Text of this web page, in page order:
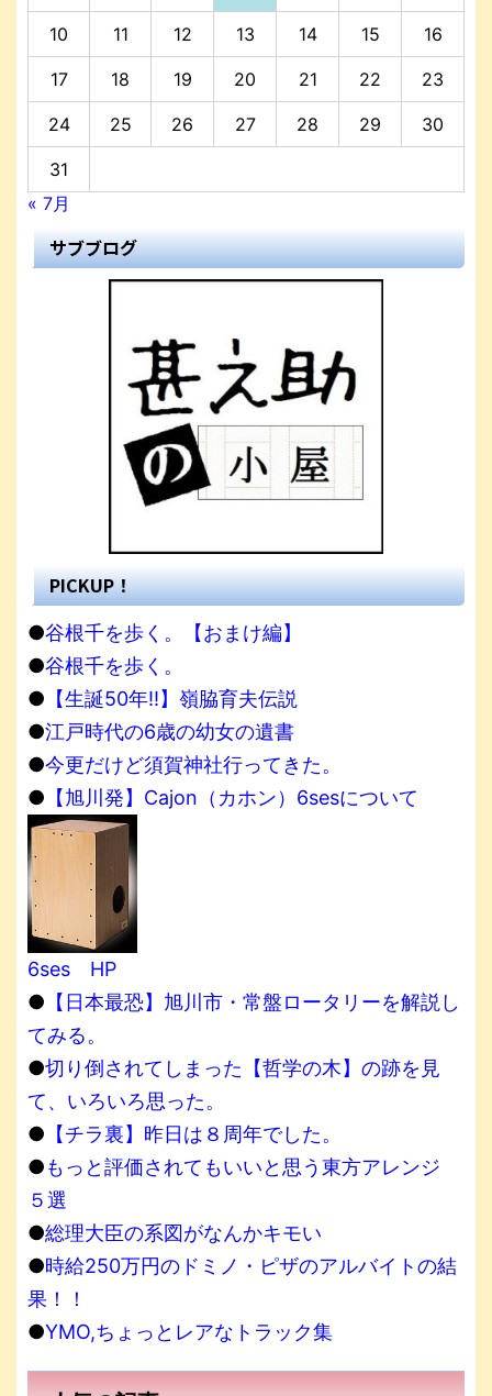
10 11 12 13 14 15 16
17 18 19 20 21 22 23
24 25 26 27 28 29 30
31
« 7月
サブブログ
PICKUP！
●谷根千を歩く。【おまけ編】
●谷根千を歩く。
● 【生誕50年!!】嶺脇育夫伝説
●江戸時代の6歳の幼女の遺書
●今更だけど須賀神社行ってきた。
● 【旭川発】Cajon（カホン）6sesについて
6ses HP
● 【日本最恐】旭川市・常盤ロータリーを解説し
てみる。
●切り倒されてしまった【哲学の木】の跡を見
て、いろいろ思った。
● 【チラ裏】昨日は８周年でした。
●もっと評価されてもいいと思う東方アレンジ
５選
●総理大臣の系図がなんかキモい
●時給250万円のドミノ・ピザのアルバイトの結
果！！
●YMO,ちょっとレアなトラック集